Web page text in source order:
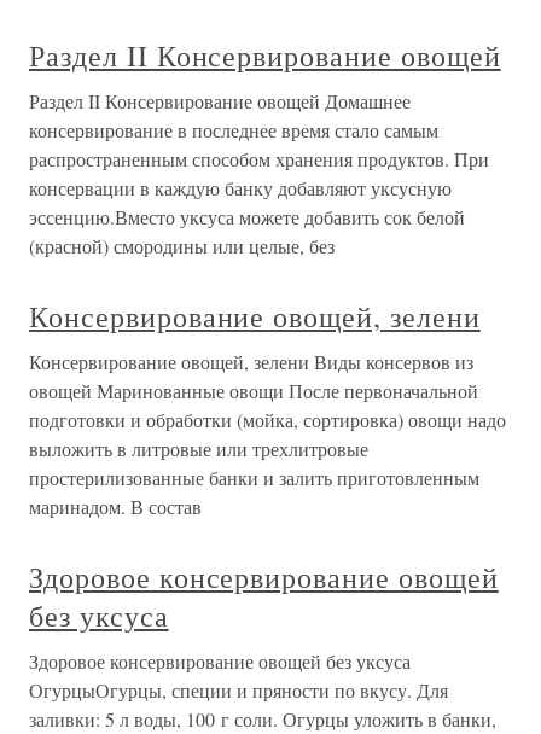
Раздел II Консервирование овощей
Раздел II Консервирование овощей Домашнее
консервирование в последнее время стало самым
распространенным способом хранения продуктов. При
консервации в каждую банку добавляют уксусную
эссенцию.Вместо уксуса можете добавить сок белой
(красной) смородины или целые, без
Консервирование овощей, зелени
Консервирование овощей, зелени Виды консервов из
овощей Маринованные овощи После первоначальной
подготовки и обработки (мойка, сортировка) овощи надо
выложить в литровые или трехлитровые
простерилизованные банки и залить приготовленным
маринадом. В состав
Здоровое консервирование овощей
без уксуса
Здоровое консервирование овощей без уксуса
ОгурцыОгурцы, специи и пряности по вкусу. Для
заливки: 5 л воды, 100 г соли. Огурцы уложить в банки,